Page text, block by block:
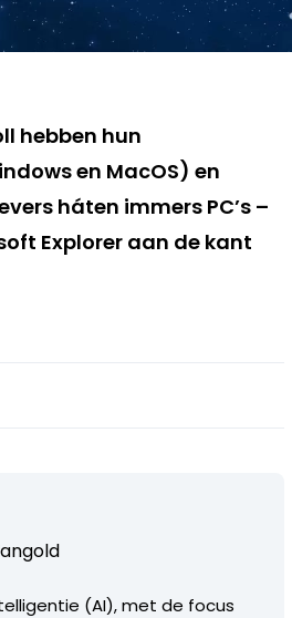
hebben hun
en MacOS) en
háten immers PC’s –
Explorer aan de kant
(AI), met de focus